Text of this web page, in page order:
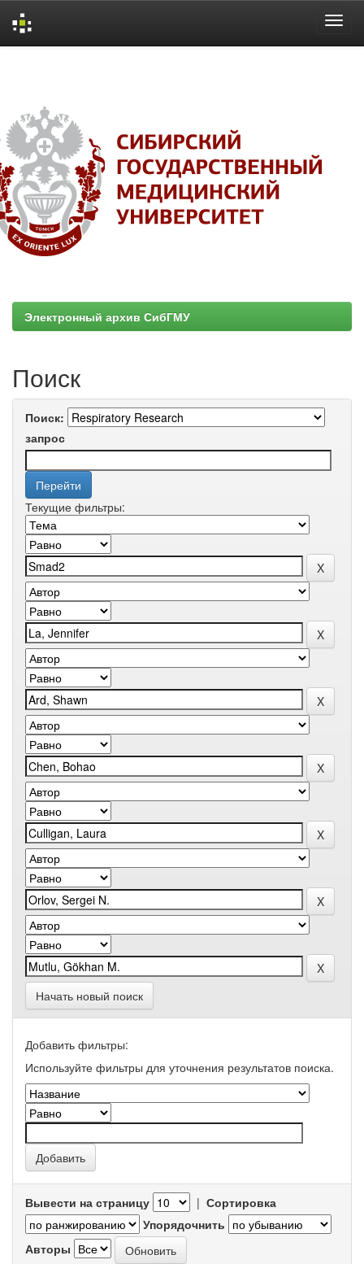
Электронный архив СибГМУ
Поиск
Поиск:
запрос
Текущие фильтры:
Начать новый поиск
Добавить фильтры:
Используйте фильтры для уточнения результатов поиска.
Вывести на страницу | Сортировка
Упорядочнить
Авторы